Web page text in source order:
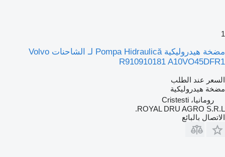
1
مضخة هيدروليكية Pompa Hidraulică لـ الشاحنات Volvo
R910910181 A10VO45DFR1
السعر عند الطلب
مضخة هيدروليكية
رومانيا، Cristesti
ROYAL DRU AGRO S.R.L.
الاتصال بالبائع